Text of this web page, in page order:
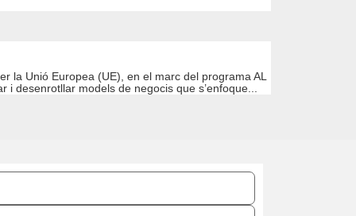
la Unió Europea (UE), en el marc del programa AL
i desenrotllar models de negocis que s’enfoque...